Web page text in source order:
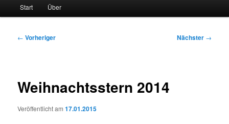
Start Über
Beitragsnavigation
← Vorheriger Nächster →
Weihnachtsstern 2014
Veröffentlicht am17.01.2015